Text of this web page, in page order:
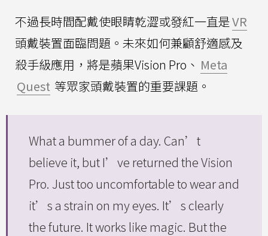
不過長時間配戴使眼睛乾澀或發紅一直是VR
頭戴裝置面臨問題。未來如何兼顧舒適感及
殺手級應用，將是蘋果Vision Pro、 Meta
Quest 等眾家頭戴裝置的重要課題。
What a bummer of a day. Can’t
believe it, but I’ve returned the Vision
Pro. Just too uncomfortable to wear and
it’s a strain on my eyes. It’s clearly
the future. It works like magic. But the